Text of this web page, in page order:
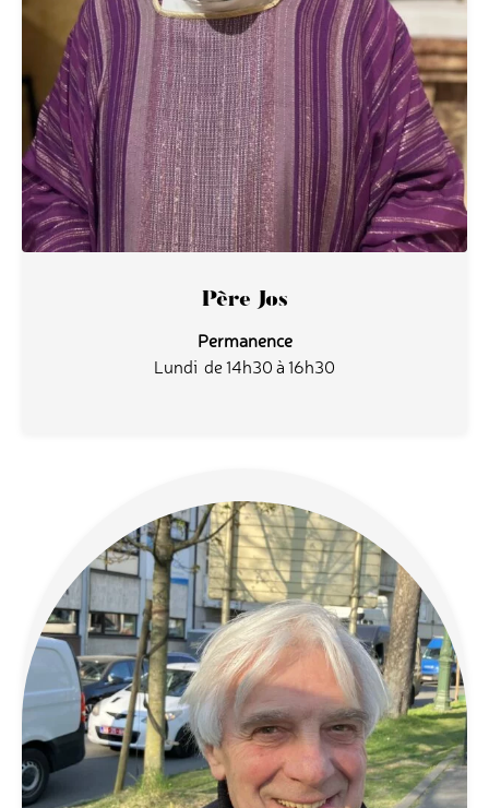
Père Jos
Permanence
Lundi de 14h30 à 16h30